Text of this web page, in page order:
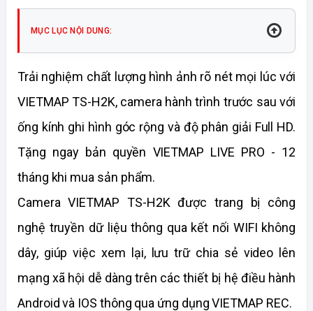
MỤC LỤC NỘI DUNG:
Trải nghiệm chất lượng hình ảnh rõ nét mọi lúc với
VIETMAP TS-H2K, camera hành trình trước sau với
ống kính ghi hình góc rộng và độ phân giải Full HD.
Tặng ngay bản quyền VIETMAP LIVE PRO - 12
tháng khi mua sản phẩm.
Camera VIETMAP TS-H2K được trang bị công
nghệ truyền dữ liệu thông qua kết nối WIFI không
dây, giúp việc xem lại, lưu trữ chia sẻ video lên
mạng xã hội dễ dàng trên các thiết bị hệ điều hành
Android và IOS thông qua ứng dụng VIETMAP REC.